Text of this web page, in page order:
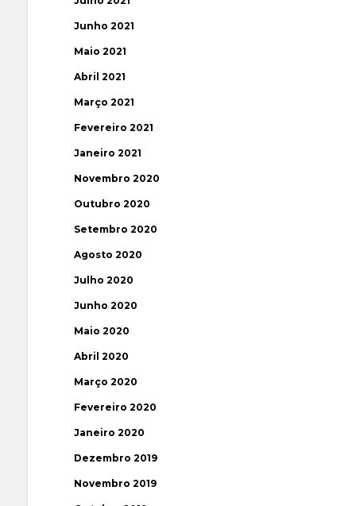
Junho 2021
Maio 2021
Abril 2021
Março 2021
Fevereiro 2021
Janeiro 2021
Novembro 2020
Outubro 2020
Setembro 2020
Agosto 2020
Julho 2020
Junho 2020
Maio 2020
Abril 2020
Março 2020
Fevereiro 2020
Janeiro 2020
Dezembro 2019
Novembro 2019